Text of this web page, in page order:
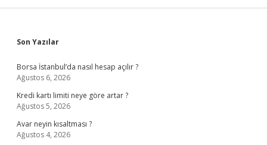
Sidebar
Son Yazılar
Borsa İstanbul’da nasıl hesap açılır ?
Ağustos 6, 2026
Kredi kartı limiti neye göre artar ?
Ağustos 5, 2026
Avar neyin kısaltması ?
Ağustos 4, 2026